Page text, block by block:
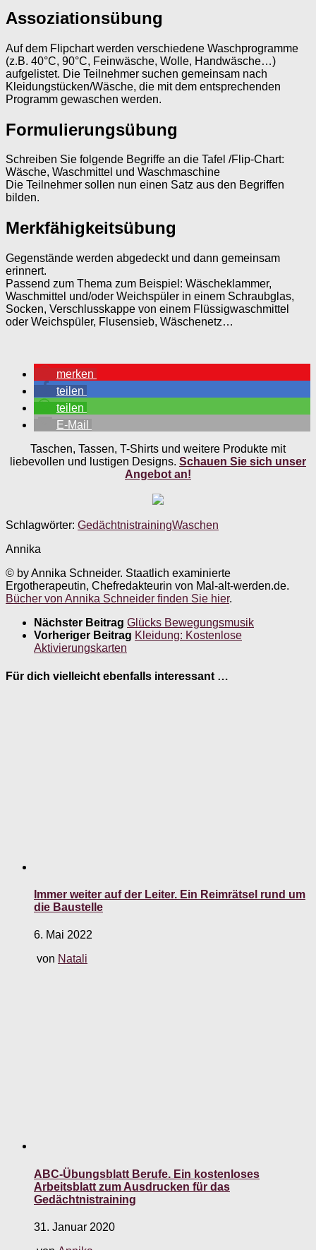
Assoziationsübung
Auf dem Flipchart werden verschiedene Waschprogramme
(z.B. 40°C, 90°C, Feinwäsche, Wolle, Handwäsche…)
aufgelistet. Die Teilnehmer suchen gemeinsam nach
Kleidungstücken/Wäsche, die mit dem entsprechenden
Programm gewaschen werden.
Formulierungsübung
Schreiben Sie folgende Begriffe an die Tafel /Flip-Chart:
Wäsche, Waschmittel und Waschmaschine
Die Teilnehmer sollen nun einen Satz aus den Begriffen
bilden.
Merkfähigkeitsübung
Gegenstände werden abgedeckt und dann gemeinsam
erinnert.
Passend zum Thema zum Beispiel: Wäscheklammer,
Waschmittel und/oder Weichspüler in einem Schraubglas,
Socken, Verschlusskappe von einem Flüssigwaschmittel
oder Weichspüler, Flusensieb, Wäschenetz…
merken
teilen
teilen
E-Mail
Taschen, Tassen, T-Shirts und weitere Produkte mit
liebevollen und lustigen Designs. Schauen Sie sich unser
Angebot an!
Schlagwörter: GedächtnistrainingWaschen
Annika
© by Annika Schneider. Staatlich examinierte
Ergotherapeutin, Chefredakteurin von Mal-alt-werden.de.
Bücher von Annika Schneider finden Sie hier.
Nächster Beitrag Glücks Bewegungsmusik
Vorheriger Beitrag Kleidung: Kostenlose
Aktivierungskarten
Für dich vielleicht ebenfalls interessant …
Immer weiter auf der Leiter. Ein Reimrätsel rund um
die Baustelle
6. Mai 2022
von Natali
ABC-Übungsblatt Berufe. Ein kostenloses
Arbeitsblatt zum Ausdrucken für das
Gedächtnistraining
31. Januar 2020